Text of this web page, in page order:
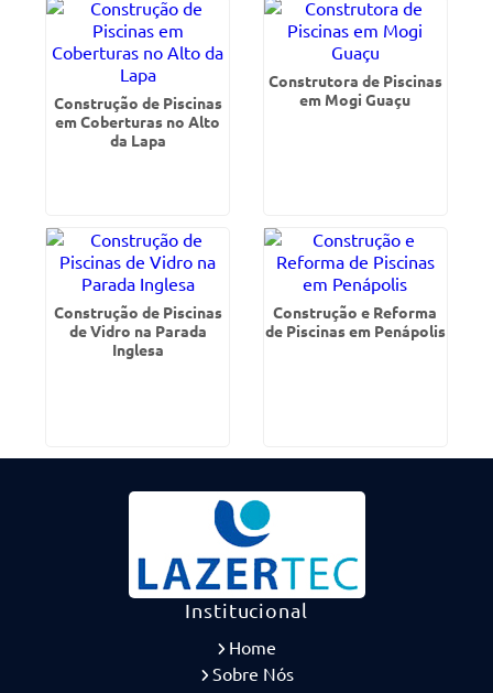
Construção de Piscinas
em Coberturas no Alto
da Lapa
Construtora de Piscinas
em Mogi Guaçu
Construção de Piscinas
de Vidro na Parada
Inglesa
Construção e Reforma
de Piscinas em Penápolis
Institucional
Home
Sobre Nós